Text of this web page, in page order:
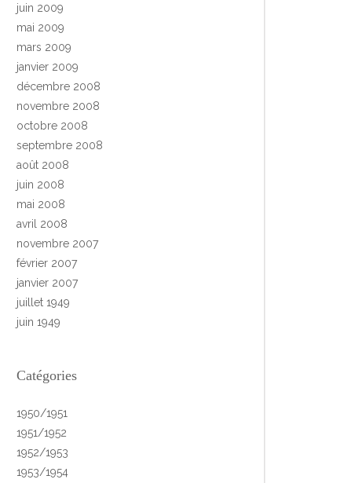
juin 2009
mai 2009
mars 2009
janvier 2009
décembre 2008
novembre 2008
octobre 2008
septembre 2008
août 2008
juin 2008
mai 2008
avril 2008
novembre 2007
février 2007
janvier 2007
juillet 1949
juin 1949
Catégories
1950/1951
1951/1952
1952/1953
1953/1954